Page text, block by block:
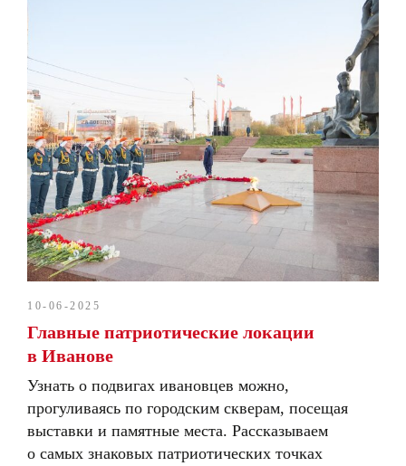
10-06-2025
Главные патриотические локации
в Иванове
Узнать о подвигах ивановцев можно,
прогуливаясь по городским скверам, посещая
выставки и памятные места. Рассказываем
о самых знаковых патриотических точках